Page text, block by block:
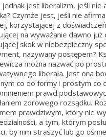
jednak jest liberalizm, jeśli nie
Czymże jest, jeśli nie
korzystającej z
na wyważanie dawno
skok w niebezpieczny
nazywany postępem?
można nazwać po
liberała. Jest ona
co do formy i prostym co
prawd
zdrowego rozsądku.
prawdziwym, który nie
a tym, którym
by nim straszyć lub go